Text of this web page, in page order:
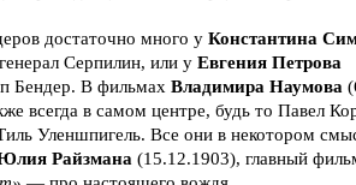
достаточно много у Константина
Серпилин, или у Евгения Петрова
Бендер. В фильмах Владимира Наумова
всегда в самом центре, будь то Павел
Уленшпигель. Все они в некотором
Райзмана (15.12.1903), главный